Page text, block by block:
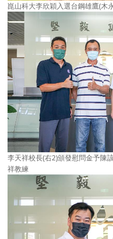
崑山科大李欣穎入選台鋼雄鷹(木
李天祥校長(右2)頒發慰問金予陳
祥教練